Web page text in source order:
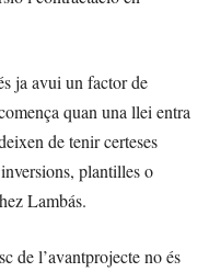
ja avui un factor de
quan una llei entra
de tenir certeses
plantilles o
Lambás.
de l’avantprojecte no és